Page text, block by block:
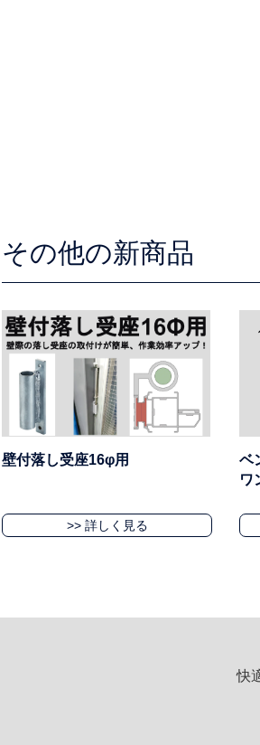
その他の新商品
壁付落し受座16φ用
>> 詳しく見る
ベ
ワ
快